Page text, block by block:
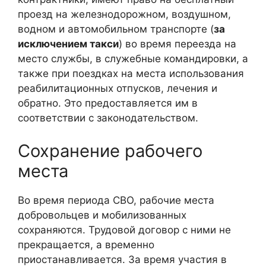
проезд на железнодорожном, воздушном,
водном и автомобильном транспорте (за
исключением такси) во время переезда на
место службы, в служебные командировки, а
также при поездках на места использования
реабилитационных отпусков, лечения и
обратно. Это предоставляется им в
соответствии с законодательством.
Сохранение рабочего
места
Во время периода СВО, рабочие места
добровольцев и мобилизованных
сохраняются. Трудовой договор с ними не
прекращается, а временно
приостанавливается. За время участия в